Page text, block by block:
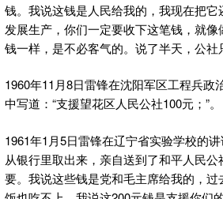
钱。我说这钱是人民给我的，我现在把
发展生产，你们一定要收下这笔钱，就
钱一样，是不必客气的。说了半天，公社
1960年11月8日雷锋在沈阳军区工程兵政
中写道：“支援望花区人民公社100元；”。
1961年1月5日雷锋在辽宁省实验学校的
从银行里取出来，亲自送到了和平人民
要。我说这些钱是党和毛主席给我的，